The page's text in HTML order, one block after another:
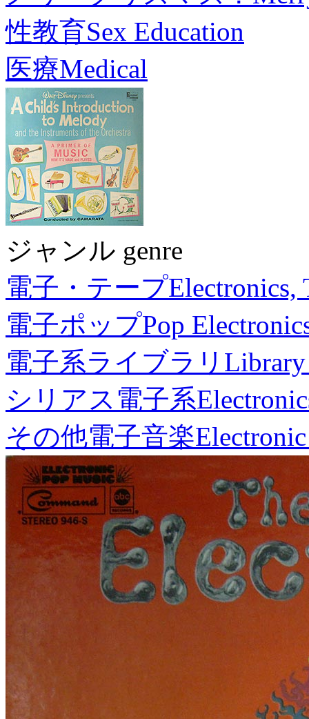
性教育Sex Education
医療Medical
ジャンル genre
電子・テープElectronics,
電子ポップPop
電子系ライブラリ
シリアス電子系
その他電子音楽